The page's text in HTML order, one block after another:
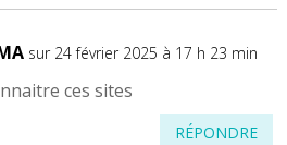
sur 24 février 2025 à 17 h 23 min
ces sites
RÉPONDRE